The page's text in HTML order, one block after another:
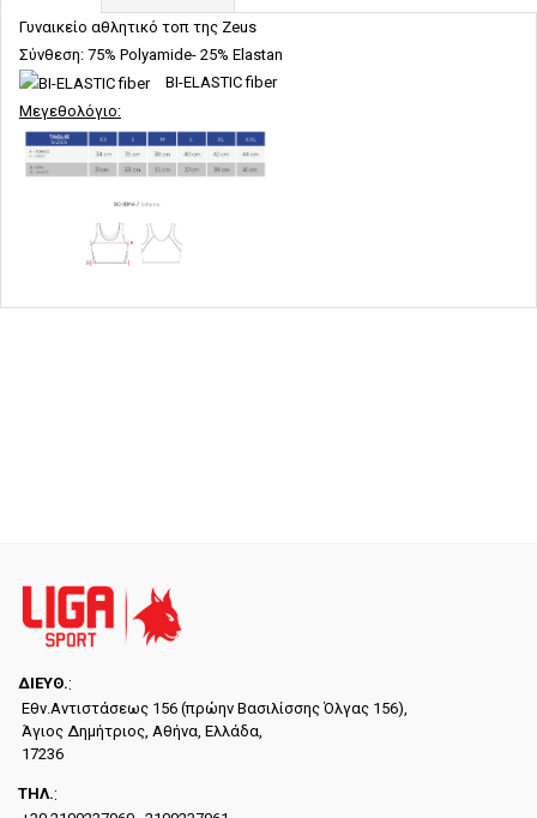
Γυναικείο αθλητικό τοπ της Zeus
Σύνθεση: 75% Polyamide- 25% Elastan
BI-ELASTIC fiber
Μεγεθολόγιο:
ΔΙΕYΘ.:
Εθν.Αντιστάσεως 156 (πρώην Βασιλίσσης Όλγας 156),
Άγιος Δημήτριος, Αθήνα, Ελλάδα,
17236
ΤΗΛ.: